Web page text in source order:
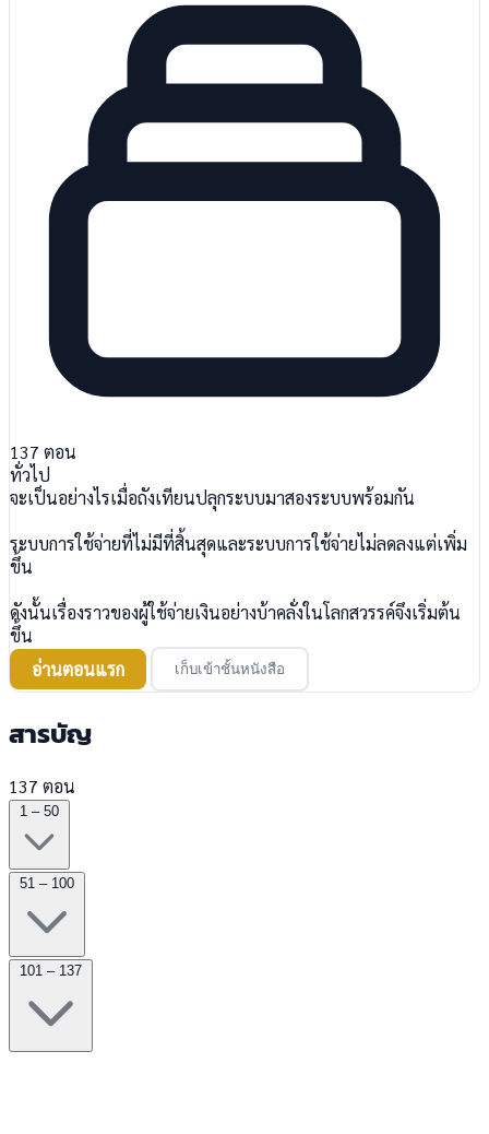
137 ตอน
ทั่วไป
จะเป็นอย่างไรเมื่อถังเทียนปลุกระบบมาสองระบบพร้อมกัน
ระบบการใช้จ่ายที่ไม่มีที่สิ้นสุดและระบบการใช้จ่ายไม่ลดลงแต่เพิ่ม
ขึ้น
ดังนั้นเรื่องราวของผู้ใช้จ่ายเงินอย่างบ้าคลั่งในโลกสวรรค์จึงเริ่มต้น
ขึ้น
อ่านตอนแรก
เก็บเข้าชั้นหนังสือ
สารบัญ
137 ตอน
1 – 50
51 – 100
101 – 137